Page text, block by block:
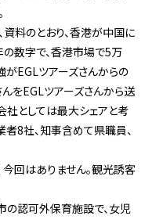
資料のとおり、香港が中国に
の数字で、香港市場で5万
がEGLツアーズさんからの
をEGLツアーズさんから送
社としては最大シェアと考
者8社、知事含めて県職員、
回はありません。観光誘客
の認可外保育施設で、女児